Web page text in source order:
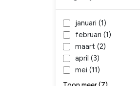
januari (1)
februari (1)
maart (2)
april (3)
mei (11)